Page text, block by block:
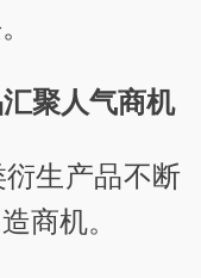
聚人气商机
生产品不断
商机。